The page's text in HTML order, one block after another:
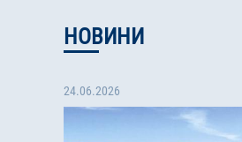
НОВИНИ
24.06.2026